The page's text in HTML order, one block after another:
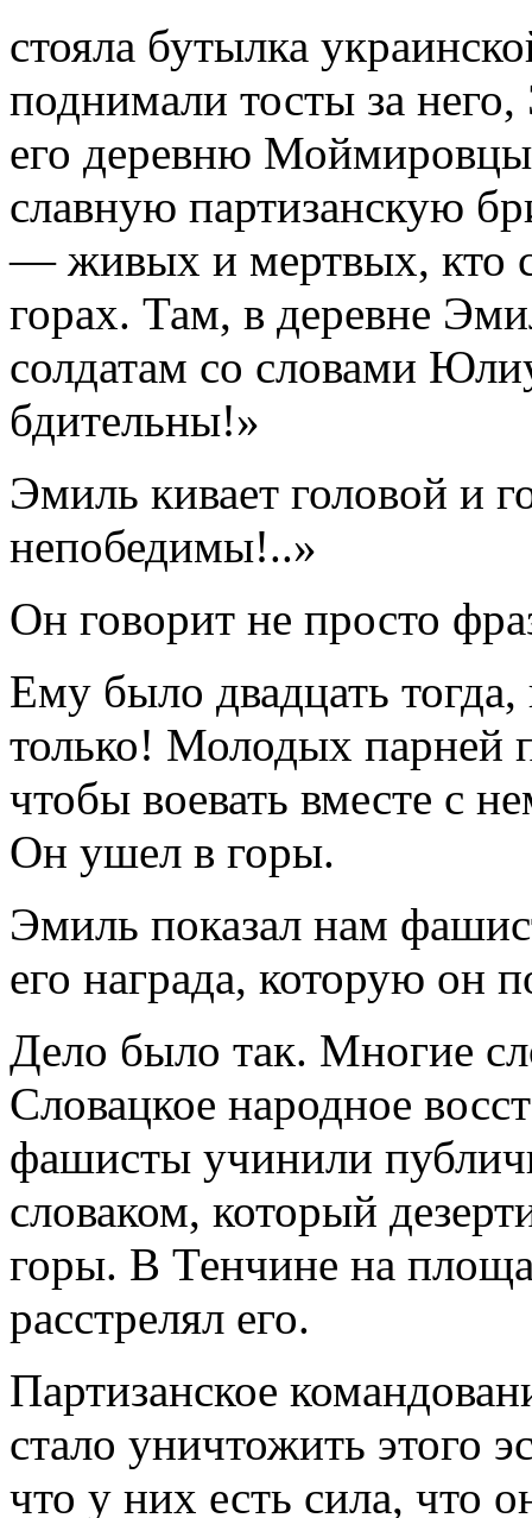
стояла бутылка
поднимали тосты за
его деревню
славную партизанскую
— живых и мертвых, кто
горах. Там, в деревне
солдатам со словами
бдительны!»
Эмиль кивает головой и
непобедимы!..»
Он говорит не просто
Ему было двадцать тогда,
только! Молодых парней
чтобы воевать вместе с
Он ушел в горы.
Эмиль показал нам
его награда, которую он
Дело было так. Многие
Словацкое народное
фашисты учинили
словаком, который
горы. В Тенчине на
расстрелял его.
Партизанское
стало уничтожить этого
что у них есть сила, что